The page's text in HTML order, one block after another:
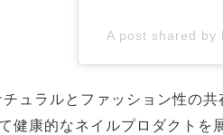
A post shared by
チュラルとファッション性の
健康的なネイルプロダクト